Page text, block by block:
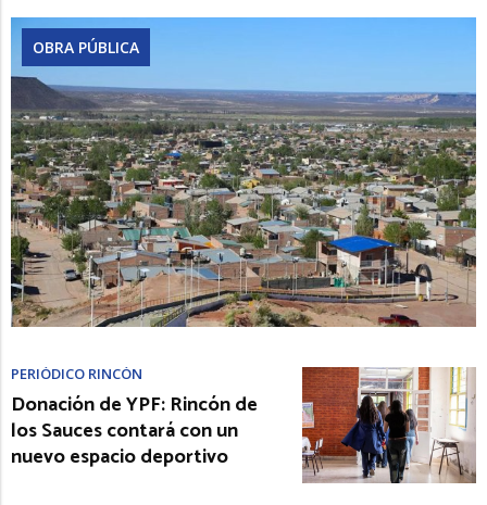
OBRA PÚBLICA
PERIÓDICO RINCÓN
Donación de YPF: Rincón de
los Sauces contará con un
nuevo espacio deportivo